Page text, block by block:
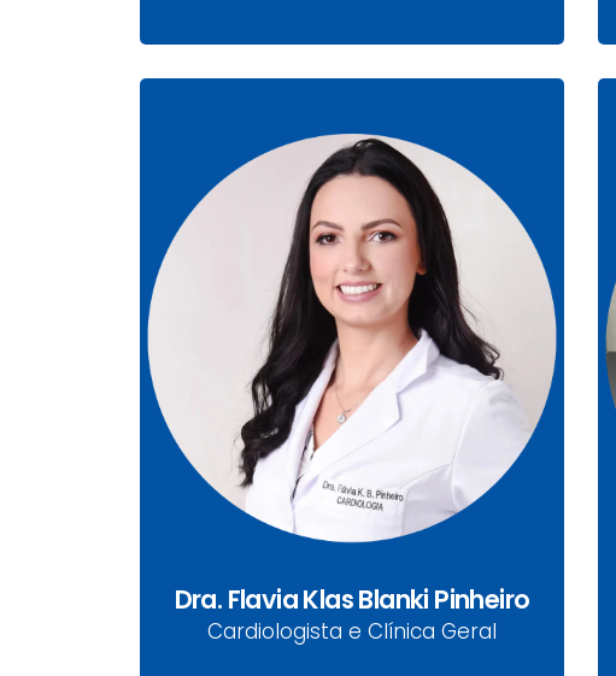
Dra. Flavia Klas Blanki Pinheiro
Cardiologista e Clínica Geral
Dra. Flavia Klas Blanki
Pinheiro
CRM-PR 30344 | RQE 19383 | RQE 23561
Cardiologista e Clínica Médica